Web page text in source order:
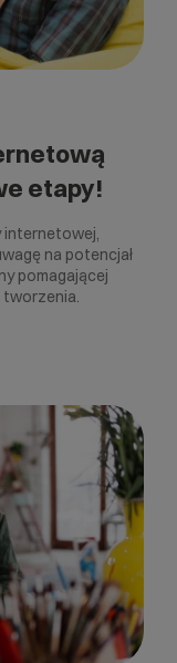
etapy!
internetowej,
na potencjał
pomagającej